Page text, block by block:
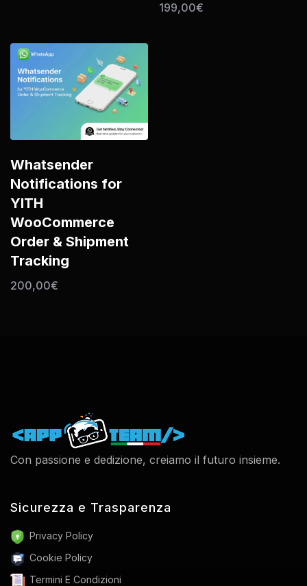
199,00€
Whatsender
Notifications for
YITH
WooCommerce
Order & Shipment
Tracking
200,00€
Con passione e dedizione, creiamo il futuro insieme.
Sicurezza e Trasparenza
Privacy Policy
Cookie Policy
Termini E Condizioni